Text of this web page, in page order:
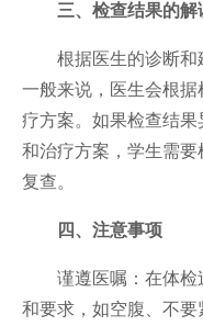
三、检查结果的解
根据医生的诊断和建
一般来说，医生会根
疗方案。如果检查结
和治疗方案，学生需
复查。
四、注意事项
谨遵医嘱：在体检
和要求，如空腹、不要